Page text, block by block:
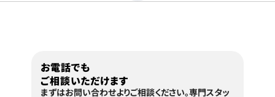
お電話でも
ご相談いただけます